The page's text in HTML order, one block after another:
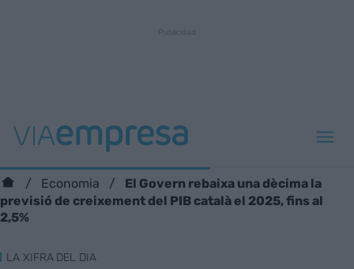
Economia
El Govern rebaixa una dècima la
previsió de creixement del PIB català el 2025, fins al
2,5%
LA XIFRA DEL DIA